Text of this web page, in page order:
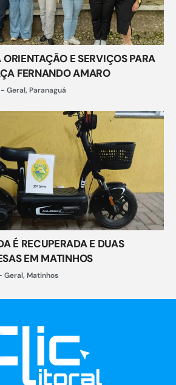
E SERVIÇOS PARA
FERNANDO AMARO
- Geral, Paranaguá
É RECUPERADA E DUAS
EM MATINHOS
Geral, Matinhos